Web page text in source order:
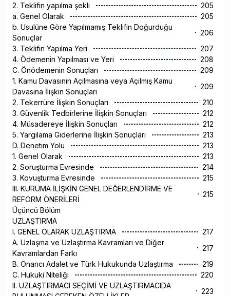
2. Teklifin yapılma şekli
205
a. Genel Olarak
205
b. Usulüne Göre Yapılmamış Teklifin Doğurduğu
Sonuçlar
206
3. Teklifin Yapılma Yeri
207
4. Ödemenin Yapılması ve Yeri
208
C. Önödemenin Sonuçları
209
1. Kamu Davasının Açılmasına veya Açılmış Kamu
Davasına İlişkin Sonuçları
209
2. Tekerrüre İlişkin Sonuçları
210
3. Güvenlik Tedbirlerine İlişkin Sonuçları
212
4. Müsadereye İlişkin Sonuçları
212
5. Yargılama Giderlerine İlişkin Sonuçları
213
D. Denetim Yolu
213
1. Genel Olarak
213
2. Soruşturma Evresinde
214
3. Kovuşturma Evresinde
215
III. KURUMA İLİŞKİN GENEL DEĞERLENDİRME VE
REFORM ÖNERİLERİ
215
Üçüncü Bölüm
UZLAŞTIRMA
I. GENEL OLARAK UZLAŞTIRMA
217
A. Uzlaşma ve Uzlaştırma Kavramları ve Diğer
Kavramlardan Farkı
217
B. Onarıcı Adalet ve Türk Hukukunda Uzlaştırma
219
C. Hukuki Niteliği
220
II. UZLAŞTIRMACI SEÇİMİ VE UZLAŞTIRMACIDA
223